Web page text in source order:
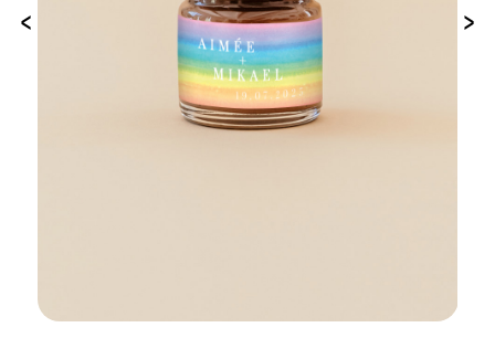
‹ ›